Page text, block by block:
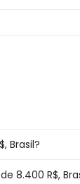
Brasil?
8.400 R$,